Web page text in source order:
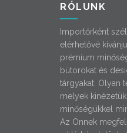
RÓLUNK
Importőrként
elérhetővé
prémium
bútorokat és
tárgyakat. Olyan
melyek
minőségükkel
Az Önnek